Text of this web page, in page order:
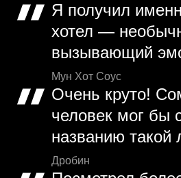
Я получил
хотел —
вызывающий
Мун Хот Соус
Очень круто!
человек мог бы
названию такой
Дробин